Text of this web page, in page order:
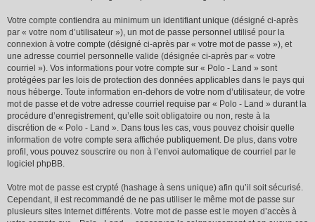
Votre compte contiendra au minimum un identifiant unique (désigné ci-après
par « votre nom d’utilisateur »), un mot de passe personnel utilisé pour la
connexion à votre compte (désigné ci-après par « votre mot de passe »), et
une adresse courriel personnelle valide (désignée ci-après par « votre
courriel »). Vos informations pour votre compte sur « Polo - Land » sont
protégées par les lois de protection des données applicables dans le pays qui
nous héberge. Toute information en-dehors de votre nom d’utilisateur, de votre
mot de passe et de votre adresse courriel requise par « Polo - Land » durant la
procédure d’enregistrement, qu’elle soit obligatoire ou non, reste à la
discrétion de « Polo - Land ». Dans tous les cas, vous pouvez choisir quelle
information de votre compte sera affichée publiquement. De plus, dans votre
profil, vous pouvez souscrire ou non à l’envoi automatique de courriel par le
logiciel phpBB.
Votre mot de passe est crypté (hashage à sens unique) afin qu’il soit sécurisé.
Cependant, il est recommandé de ne pas utiliser le même mot de passe sur
plusieurs sites Internet différents. Votre mot de passe est le moyen d’accès à